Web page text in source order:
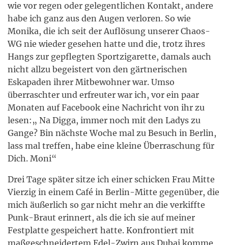
wie vor regen oder gelegentlichen Kontakt, andere
habe ich ganz aus den Augen verloren. So wie
Monika, die ich seit der Auflösung unserer Chaos-
WG nie wieder gesehen hatte und die, trotz ihres
Hangs zur gepflegten Sportzigarette, damals auch
nicht allzu begeistert von den gärtnerischen
Eskapaden ihrer Mitbewohner war. Umso
überraschter und erfreuter war ich, vor ein paar
Monaten auf Facebook eine Nachricht von ihr zu
lesen:„ Na Digga, immer noch mit den Ladys zu
Gange? Bin nächste Woche mal zu Besuch in Berlin,
lass mal treffen, habe eine kleine Überraschung für
Dich. Moni“
Drei Tage später sitze ich einer schicken Frau Mitte
Vierzig in einem Café in Berlin-Mitte gegenüber, die
mich äußerlich so gar nicht mehr an die verkiffte
Punk-Braut erinnert, als die ich sie auf meiner
Festplatte gespeichert hatte. Konfrontiert mit
maßgeschneidertem Edel-Zwirn aus Dubai komme